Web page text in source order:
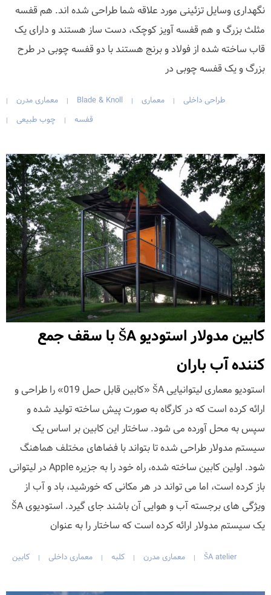
نگهداری وسایل تزئینی مورد علاقه شما طراحی شده اند. هم قفسه
مثلث بزرگ و هم قفسه آویز کوچک، دست ساز هستند و دارای یک
قاب ساخته شده از فولاد و برنج هستند با دو قفسه چوبی در طرح
بزرگ و یک قفسه چوبی در
طراحی داخلی | معماری |
Blade & Knoll
| معماری مدرن |
قفسه | چوب طبیعی |
کابین مدولار استودیو ŠA با سقف جمع
کننده آب باران
استودیو معماری لیتوانیایی ŠA «کابین قابل حمل 019» را طراحی و
ارائه کرده است که در کارگاه به صورت پیش ساخته تولید شده و
سپس به محل آورده می شود. ساختار این کابین بر اساس یک
سیستم مدولار طراحی شده تا بتواند با فضاهای مختلف هماهنگ
شود. اولین کابین ساخته شده، راه خود را به جزیره Apple در لیتوانی
باز کرده است، اما می تواند در هر مکانی که خورشید، باد و آب از
ویژگی های برجسته آب و هوایی آن باشند جای گیرد. استودیوی ŠA
یک سیستم مدولار ارائه کرده است که ساختار را به عنوان
ŠA atelier
| معماری مدرن | کلبه | معماری داخلی | کابین